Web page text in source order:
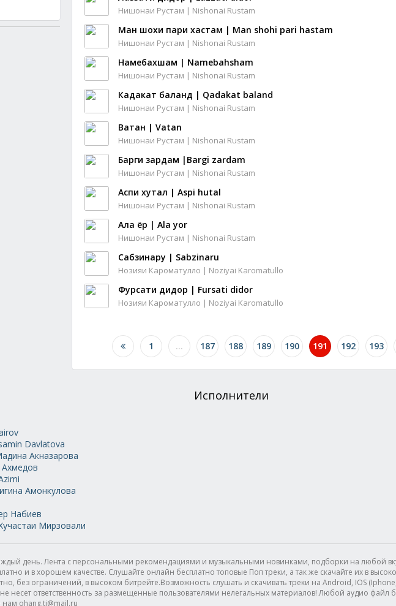
Нишонаи Рустам | Nishonai Rustam
Ман шохи пари хастам | Man shohi pari hastam
Нишонаи Рустам | Nishonai Rustam
Намебахшам | Namebahsham
Нишонаи Рустам | Nishonai Rustam
Кадакат баланд | Qadakat baland
Нишонаи Рустам | Nishonai Rustam
Ватан | Vatan
Нишонаи Рустам | Nishonai Rustam
Барги зардам |Bargi zardam
Нишонаи Рустам | Nishonai Rustam
Аспи хутал | Aspi hutal
Нишонаи Рустам | Nishonai Rustam
Ала ёр | Ala yor
Нишонаи Рустам | Nishonai Rustam
Сабзинару | Sabzinaru
Нозияи Кароматулло | Noziyai Karomatullo
Фурсати дидор | Fursati didor
Нозияи Кароматулло | Noziyai Karomatullo
1 ... 187 188 189 190 191 192 193
Исполнители
Davlatova
Акназарова
Амонкулова
Набиев
Мирзовали
день. Лента с персональными рекомендациями и музыкальными новинками, подборки на любой
и в хорошем качестве. Слушайте онлайн бесплатно топовые Поп треки, а так же скачайте их в
без ограничений, в высоком битрейте.Возможность слушать и скачивать треки на Android, IOS
несет ответственность за размещенные пользователями нелегальных материалов! Любой аудио файл
ohang.tj@mail.ru